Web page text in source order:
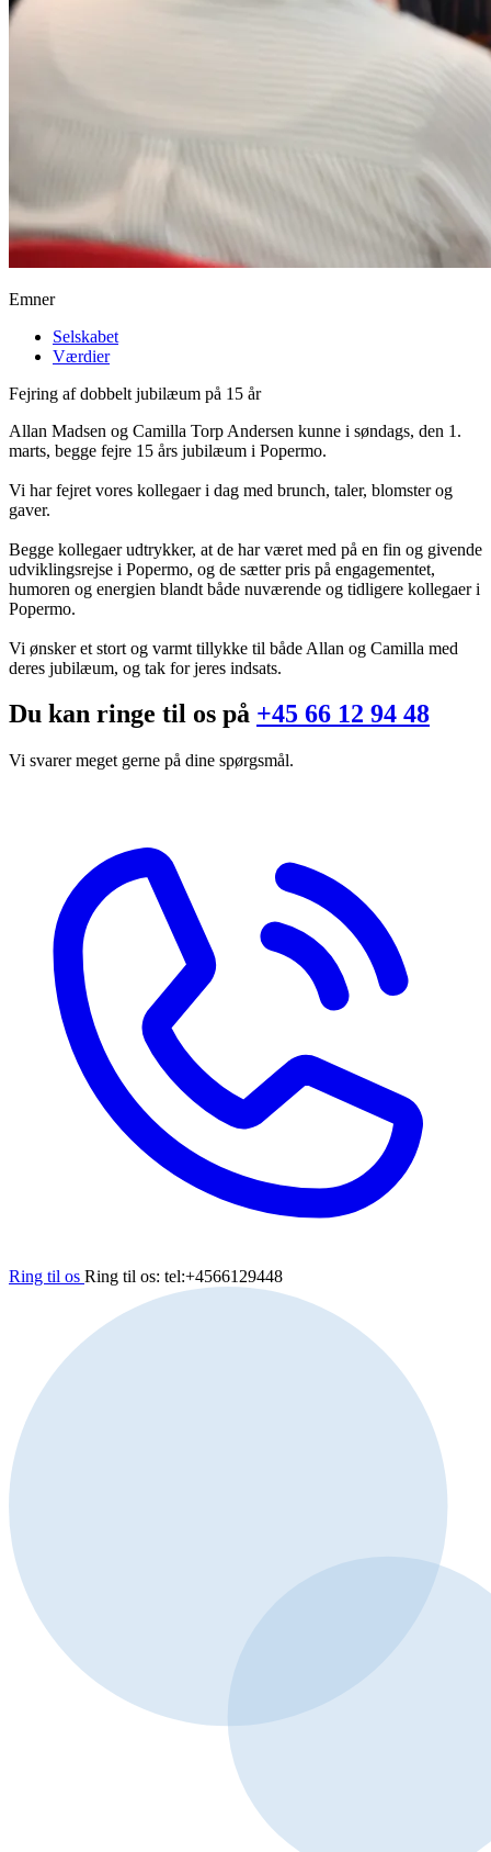
Emner
Selskabet
Værdier
Fejring af dobbelt jubilæum på 15 år
Allan Madsen og Camilla Torp Andersen kunne i søndags, den 1.
marts, begge fejre 15 års jubilæum i Popermo.
Vi har fejret vores kollegaer i dag med brunch, taler, blomster og
gaver.
Begge kollegaer udtrykker, at de har været med på en fin og givende
udviklingsrejse i Popermo, og de sætter pris på engagementet,
humoren og energien blandt både nuværende og tidligere kollegaer i
Popermo.
Vi ønsker et stort og varmt tillykke til både Allan og Camilla med
deres jubilæum, og tak for jeres indsats.
Du kan ringe til os på +45 66 12 94 48
Vi svarer meget gerne på dine spørgsmål.
Ring til os Ring til os: tel:+4566129448